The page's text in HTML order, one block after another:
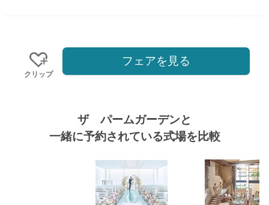
クリップ
フェアを見る
ザ パームガーデンと
一緒に予約されている式場を比較